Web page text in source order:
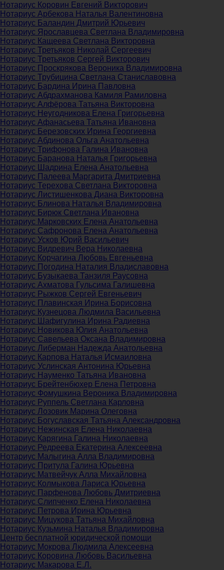
Нотариус Коровин Евгений Викторович
Нотариус Арбекова Наталья Валентиновна
Нотариус Баландин Дмитрий Юрьевич
Нотариус Ярославцева Светлана Владимировна
Нотариус Кащеева Светлана Викторовна
Нотариус Третьяков Николай Сергеевич
Нотариус Третьяков Сергей Викторович
Нотариус Проскрякова Вероника Владимировна
Нотариус Трубицина Светлана Станиславовна
Нотариус Бардина Ирина Павловна
Нотариус Абдрахманова Камиля Рамиловна
Нотариус Алфёрова Татьяна Викторовна
Нотариус Неугодникова Елена Григорьевна
Нотариус Афанасьева Татьяна Ивановна
Нотариус Березовских Ирина Георгиевна
Нотариус Абдинова Ольга Анатольевна
Нотариус Трифонова Галина Ивановна
Нотариус Баранова Наталья Григорьевна
Нотариус Шадрина Елена Анатольевна
Нотариус Палеева Маргарита Дмитриевна
Нотариус Терехова Светлана Викторовна
Нотариус Листишенкова Диана Викторовна
Нотариус Блинова Наталья Владимировна
Нотариус Бирюк Светлана Ивановна
Нотариус Марковских Елена Анатольевна
Нотариус Сафронова Елена Анатольевна
Нотариус Усков Юрий Васильевич
Нотариус Видревич Вера Николаевна
Нотариус Корчагина Любовь Евгеньевна
Нотариус Погодина Наталия Владиславовна
Нотариус Бузыкаева Танзиля Раусовна
Нотариус Ахматова Гульсима Галишевна
Нотариус Рыжков Сергей Евгеньевич
Нотариус Плавинская Ирина Борисовна
Нотариус Кузнецова Людмила Васильевна
Нотариус Шафигулина Ирина Радиевна
Нотариус Новикова Юлия Анатольевна
Нотариус Савельева Оксана Владимировна
Нотариус Либерман Надежда Анатольевна
Нотариус Карпова Наталья Исмаиловна
Нотариус Услинская Антонина Юрьевна
Нотариус Науменко Татьяна Ивановна
Нотариус Брейтенбюхер Елена Петровна
Нотариус Фомушкина Вероника Владимировна
Нотариус Руппель Светлана Карловна
Нотариус Лозовик Марина Олеговна
Нотариус Богуславская Татьяна Александровна
Нотариус Нежинская Елена Николаевна
Нотариус Карягина Галина Николаевна
Нотариус Редреева Екатерина Алексеевна
Нотариус Малыгина Алла Владимировна
Нотариус Притула Галина Юрьевна
Нотариус Матвейчук Алла Михайловна
Нотариус Колмыкова Лариса Юрьевна
Нотариус Парфенова Любовь Дмитриевна
Нотариус Слипченко Елена Николаевна
Нотариус Петрова Ирина Юрьевна
Нотариус Мицукова Татьяна Михайловна
Нотариус Кузьмина Наталья Владимировна
Центр бесплатной юридической помощи
Нотариус Мокрова Людмила Алексеевна
Нотариус Коровина Любовь Васильевна
Нотариус Макарова Е.Л.